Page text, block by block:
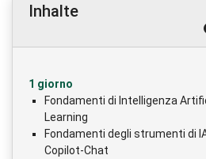
Inhalte
1 giorno
Fondamenti di Intelligenza
Learning
Fondamenti degli strumenti di
Copilot-Chat